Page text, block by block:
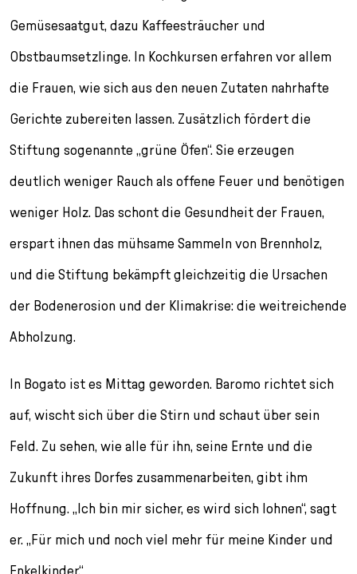
Gemüsesaatgut, dazu Kaffeesträucher und
Obstbaumsetzlinge. In Kochkursen erfahren vor allem
die Frauen, wie sich aus den neuen Zutaten nahrhafte
Gerichte zubereiten lassen. Zusätzlich fördert die
Stiftung sogenannte „grüne Öfen“. Sie erzeugen
deutlich weniger Rauch als offene Feuer und benötigen
weniger Holz. Das schont die Gesundheit der Frauen,
erspart ihnen das mühsame Sammeln von Brennholz,
und die Stiftung bekämpft gleichzeitig die Ursachen
der Bodenerosion und der Klimakrise: die weitreichende
Abholzung.
In Bogato ist es Mittag geworden. Baromo richtet sich
auf, wischt sich über die Stirn und schaut über sein
Feld. Zu sehen, wie alle für ihn, seine Ernte und die
Zukunft ihres Dorfes zusammenarbeiten, gibt ihm
Hoffnung. „Ich bin mir sicher, es wird sich lohnen“, sagt
er. „Für mich und noch viel mehr für meine Kinder und
Enkelkinder.“